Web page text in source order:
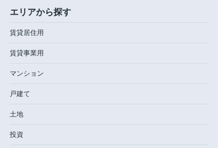
エリアから探す
賃貸居住用
賃貸事業用
マンション
戸建て
土地
投資